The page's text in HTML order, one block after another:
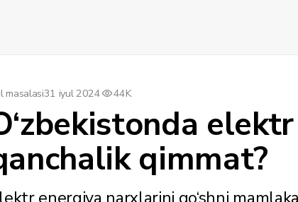
masalasi31 iyul 2024 44K
qimmat?